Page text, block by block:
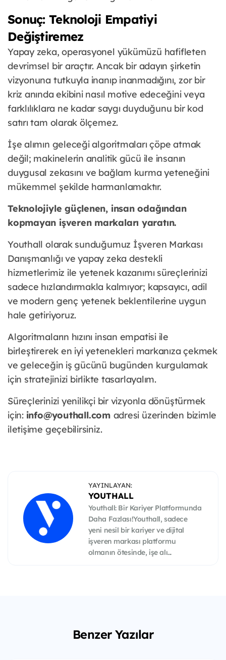
Sonuç: Teknoloji Empatiyi
Değiştiremez
Yapay zeka, operasyonel yükümüzü hafifleten
devrimsel bir araçtır. Ancak bir adayın şirketin
vizyonuna tutkuyla inanıp inanmadığını, zor bir
kriz anında ekibini nasıl motive edeceğini veya
farklılıklara ne kadar saygı duyduğunu bir kod
satırı tam olarak ölçemez.
İşe alımın geleceği algoritmaları çöpe atmak
değil; makinelerin analitik gücü ile insanın
duygusal zekasını ve bağlam kurma yeteneğini
mükemmel şekilde harmanlamaktır.
Teknolojiyle güçlenen, insan odağından
kopmayan işveren markaları yaratın.
Youthall olarak sunduğumuz İşveren Markası
Danışmanlığı ve yapay zeka destekli
hizmetlerimiz ile yetenek kazanımı süreçlerinizi
sadece hızlandırmakla kalmıyor; kapsayıcı, adil
ve modern genç yetenek beklentilerine uygun
hale getiriyoruz.
Algoritmaların hızını insan empatisi ile
birleştirerek en iyi yetenekleri markanıza çekmek
ve geleceğin iş gücünü bugünden kurgulamak
için stratejinizi birlikte tasarlayalım.
Süreçlerinizi yenilikçi bir vizyonla dönüştürmek
için: info@youthall.com adresi üzerinden bizimle
iletişime geçebilirsiniz.
YAYINLAYAN:
YOUTHALL
Youthall: Bir Kariyer Platformunda
Daha Fazlası!Youthall, sadece
yeni nesil bir kariyer ve dijital
işveren markası platformu
olmanın ötesinde, işe alı...
Benzer Yazılar